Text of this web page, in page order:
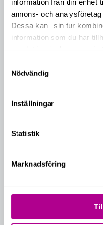
information från din enhet
annons- och
Dessa kan i sin tur
information som du har
Nödvändig
Inställningar
Statistik
Marknadsföring